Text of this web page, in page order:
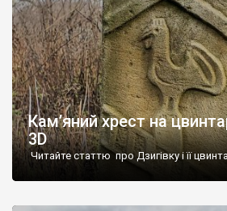
Кам’яний хрест на
3D
Читайте статтю про Дзигівку і її